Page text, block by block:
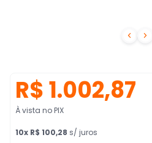
 
R$ 1.002,87
À vista no PIX
10x R$ 100,28 s/ juros